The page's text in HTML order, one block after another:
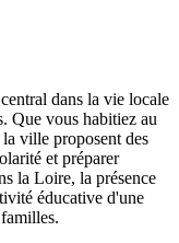
dans la vie locale
Que vous habitiez au
ville proposent des
et préparer
la Loire, la présence
éducative d'une